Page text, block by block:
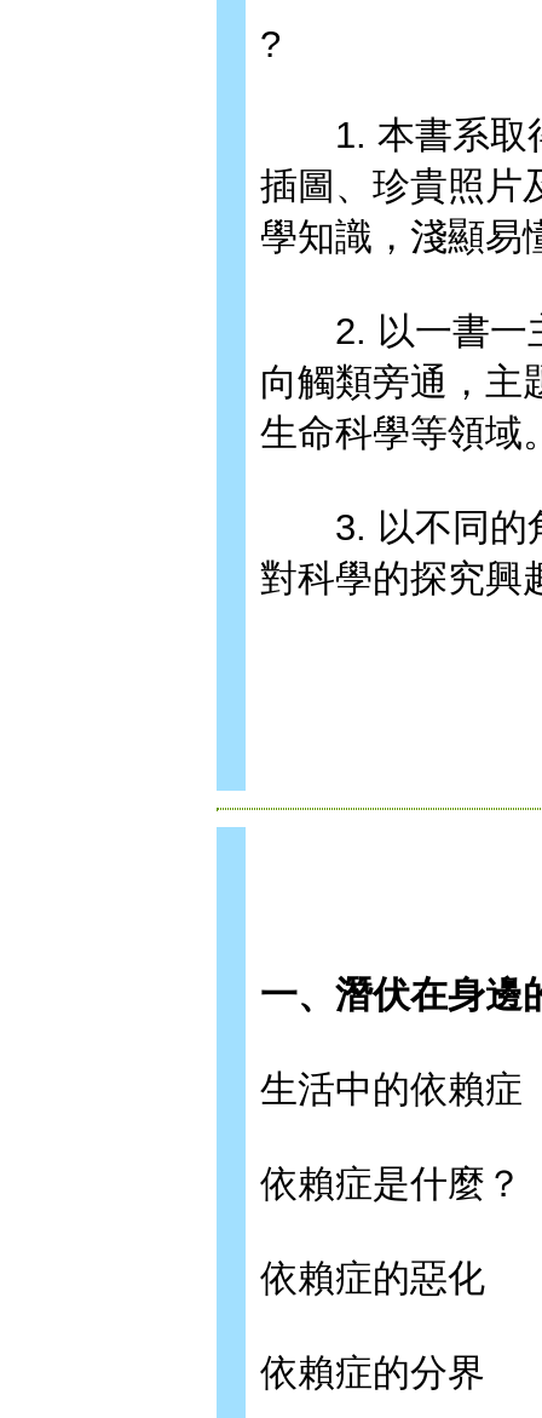
?
1. 本書系取得
插圖、珍貴照片
學知識，淺顯易
2. 以一書一主
向觸類旁通，主
生命科學等領域
3. 以不同的角
對科學的探究興
一、潛伏在身邊
生活中的依賴症
依賴症是什麼？
依賴症的惡化
依賴症的分界